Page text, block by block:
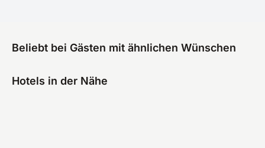
Beliebt bei Gästen mit ähnlichen Wünschen
Hotels in der Nähe